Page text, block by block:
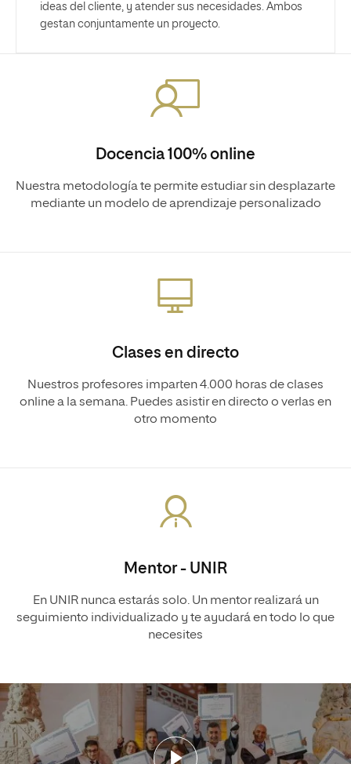
ideas del cliente, y atender sus necesidades. Ambos
gestan conjuntamente un proyecto.
Docencia 100% online
Nuestra metodología te permite estudiar sin desplazarte
mediante un modelo de aprendizaje personalizado
Clases en directo
Nuestros profesores imparten 4.000 horas de clases
online a la semana. Puedes asistir en directo o verlas en
otro momento
Mentor - UNIR
En UNIR nunca estarás solo. Un mentor realizará un
seguimiento individualizado y te ayudará en todo lo que
necesites